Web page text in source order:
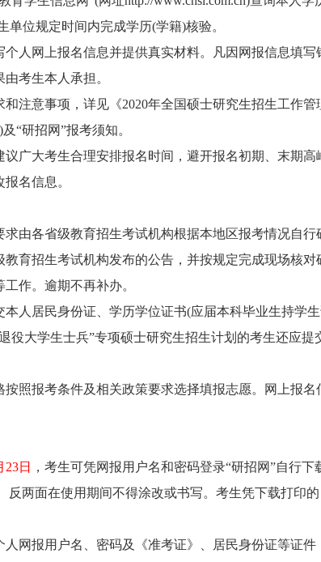
单位规定时间内完成学历(学籍)核验。
网上报名信息并提供真实材料。凡因网报信息填写
考生本人承担。
意事项，详见《2020年全国硕士研究生招生工作管
“研招网”报考须知。
大考生合理安排报名时间，避开报名初期、末期高
名信息。
各省级教育招生考试机构根据本地区报考情况自行
招生考试机构发布的公告，并按规定完成现场核对
作。逾期不再补办。
居民身份证、学历学位证书(应届本科毕业生持学生
役大学生士兵”专项硕士研究生招生计划的考生还应提
报考条件及相关政策要求选择填报志愿。网上报名
23日
，考生可凭网报用户名和密码登录“研招网”自行下
反两面在使用期间不得涂改或书写。考生凭下载打印
报用户名、密码及《准考证》、居民身份证等证件